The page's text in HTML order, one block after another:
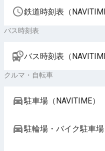
鉄道時刻表（
バス時刻表
バス時刻表（
クルマ・自転車
駐車場（NAVITIME）
駐輪場・バイク駐車場